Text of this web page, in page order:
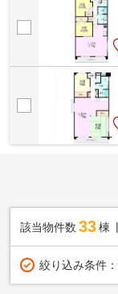
該当物件数 33棟
絞り込み条件：